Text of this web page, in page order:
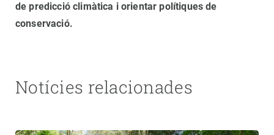
de predicció climàtica i orientar polítiques de
conservació.
Notícies relacionades